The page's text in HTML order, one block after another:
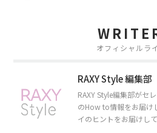
オフィシャルラ
RAXY Style 編集部
RAXY Style編集部がセ
のHow to情報をお届け
イのヒントをお届けし